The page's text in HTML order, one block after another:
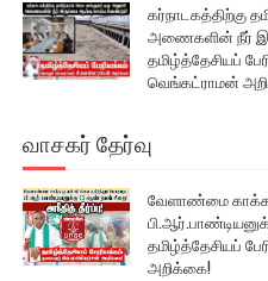
கர்நாடகத்திற்கு
அணைகளின் நீர்
தமிழ்த்தேசியப்
வெங்கட்ராமன்
வாசகர் தேர்வு
வேளாண்மை காக்க
தமிழ்த்தேசியப்
அறிக்கை!